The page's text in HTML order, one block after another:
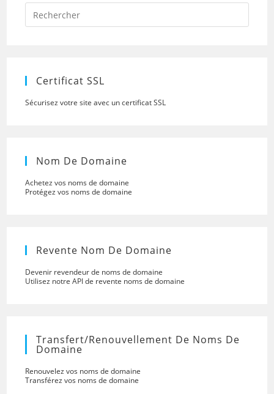
Press
to
Certificat SSL
Sécurisez votre site avec un certificat SSL
Nom De Domaine
Achetez vos noms de domaine
Protégez vos noms de domaine
Revente Nom De Domaine
Devenir revendeur de noms de domaine
Utilisez notre API de revente noms de domaine
Transfert/renouvellement De Noms De
Domaine
Renouvelez vos noms de domaine
Transférez vos noms de domaine